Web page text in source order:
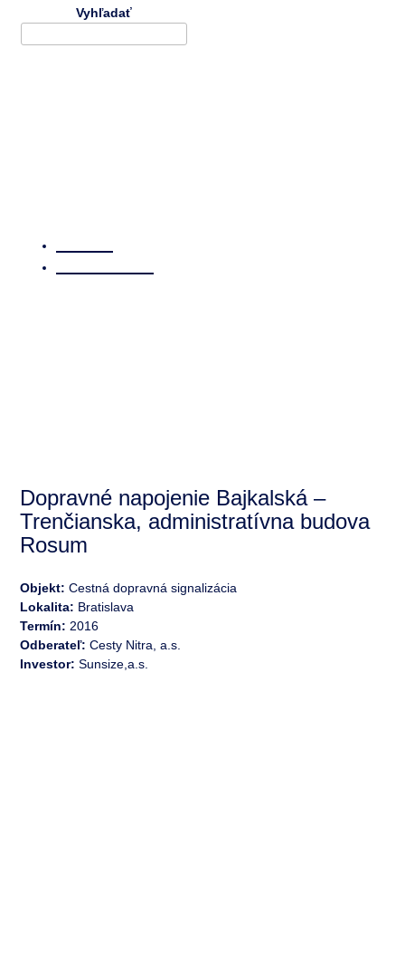
Vyhľadať
Dopravné napojenie Bajkalská –
Trenčianska, administratívna budova
Rosum
Objekt: Cestná dopravná signalizácia
Lokalita: Bratislava
Termín: 2016
Odberateľ: Cesty Nitra, a.s.
Investor: Sunsize,a.s.